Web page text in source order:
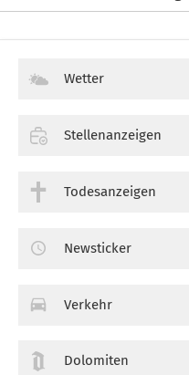
Wetter
Stellenanzeigen
Todesanzeigen
Newsticker
Verkehr
Dolomiten